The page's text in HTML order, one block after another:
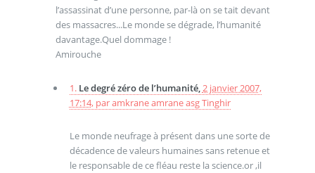
l’assassinat d’une personne, par-là on se tait devant
des massacres...Le monde se dégrade, l’humanité
davantage.Quel dommage !
Amirouche
1. Le degré zéro de l’humanité,2 janvier 2007,
17:14, paramkrane amrane asg Tinghir
Le monde neufrage à présent dans une sorte de
décadence de valeurs humaines sans retenue et
le responsable de ce fléau reste la science.or ,il